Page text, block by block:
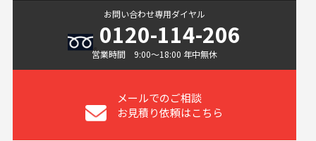
お問い合わせ専用ダイヤル
0120-114-206
営業時間 9:00〜18:00 年中無休
メールでのご相談
お見積り依頼はこちら